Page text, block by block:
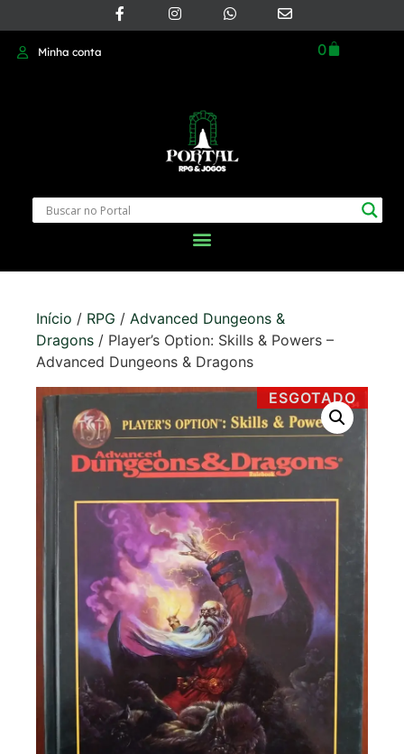
Minha conta 0
Início / RPG / Advanced Dungeons &
Dragons / Player’s Option: Skills & Powers –
Advanced Dungeons & Dragons
ESGOTADO